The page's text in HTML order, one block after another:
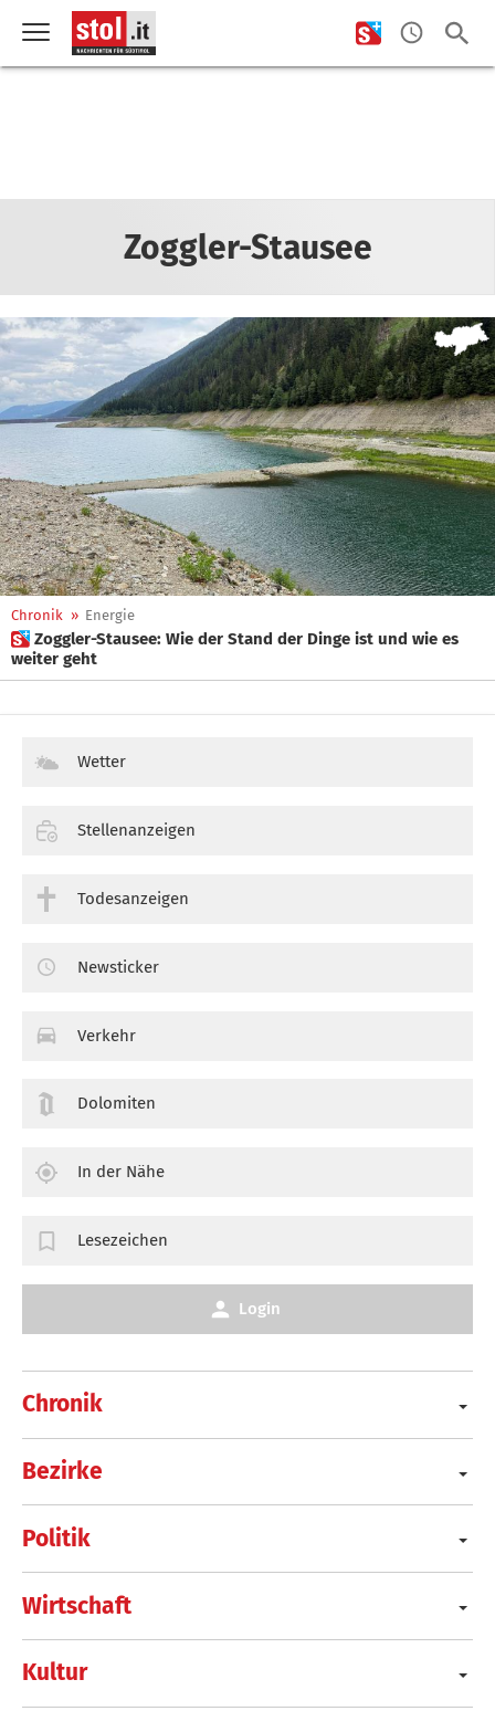
Zoggler-Stausee
Chronik » Energie
 Zoggler-Stausee: Wie der Stand der Dinge ist und wie es
weiter geht
Chronik
Bezirke
Politik
Wirtschaft
Kultur
Wetter
Stellenanzeigen
Todesanzeigen
Newsticker
Verkehr
Dolomiten
In der Nähe
Lesezeichen
Login